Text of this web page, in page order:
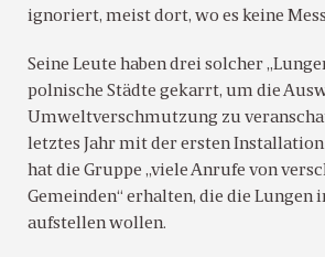
ignoriert, meist dort, wo es keine
Seine Leute haben drei solcher
polnische Städte gekarrt, um die
Umweltverschmutzung zu
letztes Jahr mit der ersten Installation
hat die Gruppe „viele Anrufe von
Gemeinden“ erhalten, die die Lungen
aufstellen wollen.